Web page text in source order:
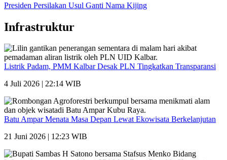
Presiden Persilakan Usul Ganti Nama Kijing
Infrastruktur
Listrik Padam, PMM Kalbar Desak PLN Tingkatkan Transparansi
4 Juli 2026 | 22:14 WIB
Batu Ampar Menata Masa Depan Lewat Ekowisata Berkelanjutan
21 Juni 2026 | 12:23 WIB